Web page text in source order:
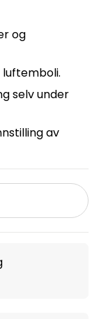
og
luftemboli.
selv under
av